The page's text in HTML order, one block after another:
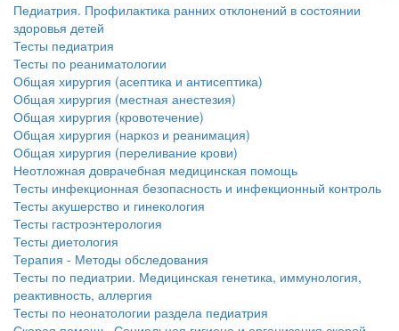
Педиатрия. Профилактика ранних отклонений в состоянии
здоровья детей
Тесты педиатрия
Тесты по реаниматологии
Общая хирургия (асептика и антисептика)
Общая хирургия (местная анестезия)
Общая хирургия (кровотечение)
Общая хирургия (наркоз и реанимация)
Общая хирургия (переливание крови)
Неотложная доврачебная медицинская помощь
Тесты инфекционная безопасность и инфекционный контроль
Тесты акушерство и гинекология
Тесты гастроэнтерология
Тесты диетология
Терапия - Методы обследования
Тесты по педиатрии. Медицинская генетика, иммунология,
реактивность, аллергия
Тесты по неонатологии раздела педиатрия